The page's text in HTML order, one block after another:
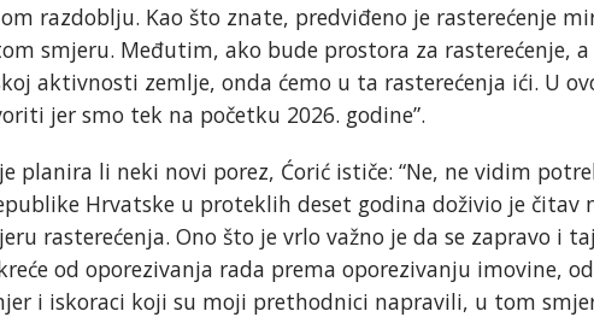
razdoblju. Kao što znate, predviđeno je rasterećenje
smjeru. Međutim, ako bude prostora za rasterećenje,
aktivnosti zemlje, onda ćemo u ta rasterećenja ići. U
jer smo tek na početku 2026. godine”.
planira li neki novi porez, Ćorić ističe: “Ne, ne vidim
Hrvatske u proteklih deset godina doživio je čitav
rasterećenja. Ono što je vrlo važno je da se zapravo i
od oporezivanja rada prema oporezivanju imovine,
i iskoraci koji su moji prethodnici napravili, u tom